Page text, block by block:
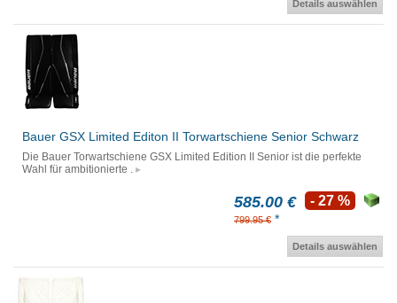
Details auswählen
Bauer GSX Limited Editon II Torwartschiene Senior Schwarz
Die Bauer Torwartschiene GSX Limited Edition II Senior ist die perfekte
Wahl für ambitionierte .
585.00 €
799.95 € *
- 27 %
Details auswählen